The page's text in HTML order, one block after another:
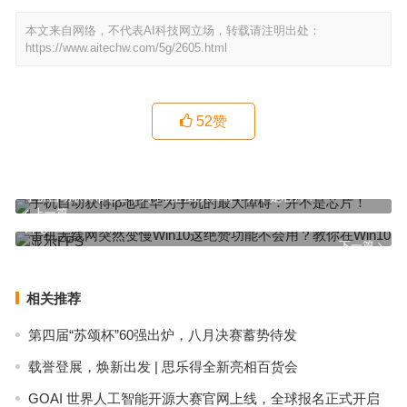
本文来自网络，不代表AI科技网立场，转载请注明出处：
https://www.aitechw.com/5g/2605.html
52赞
上一篇
手机自动获得ip地址华为手机的最大障碍：并不是芯片！
下一篇
手机无线网突然变慢Win10这绝赞功能不会用？教你在Win10显示
FPS
相关推荐
第四届“苏颂杯”60强出炉，八月决赛蓄势待发
载誉登展，焕新出发 | 思乐得全新亮相百货会
GOAI 世界人工智能开源大赛官网上线，全球报名正式开启